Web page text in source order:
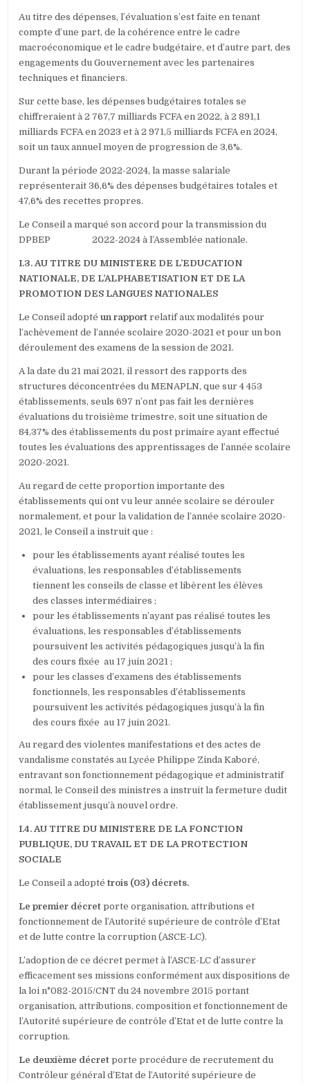
Au titre des dépenses, l’évaluation s’est faite en tenant
compte d’une part, de la cohérence entre le cadre
macroéconomique et le cadre budgétaire, et d’autre part, des
engagements du Gouvernement avec les partenaires
techniques et financiers.
Sur cette base, les dépenses budgétaires totales se
chiffreraient à 2 767,7 milliards FCFA en 2022, à 2 891,1
milliards FCFA en 2023 et à 2 971,5 milliards FCFA en 2024,
soit un taux annuel moyen de progression de 3,6%.
Durant la période 2022-2024, la masse salariale
représenterait 36,6% des dépenses budgétaires totales et
47,6% des recettes propres.
Le Conseil a marqué son accord pour la transmission du
DPBEP 2022-2024 à l’Assemblée nationale.
I.3. AU TITRE DU MINISTERE DE L’EDUCATION
NATIONALE, DE L’ALPHABETISATION ET DE LA
PROMOTION DES LANGUES NATIONALES
Le Conseil adoptéun rapport relatif aux modalités pour
l’achèvement de l’année scolaire 2020-2021 et pour un bon
déroulement des examens de la session de 2021.
A la date du 21 mai 2021, il ressort des rapports des
structures déconcentrées du MENAPLN, que sur 4 453
établissements, seuls 697 n’ont pas fait les dernières
évaluations du troisième trimestre, soit une situation de
84,37% des établissements du post primaire ayant effectué
toutes les évaluations des apprentissages de l’année scolaire
2020-2021.
Au regard de cette proportion importante des
établissements qui ont vu leur année scolaire se dérouler
normalement, et pour la validation de l’année scolaire 2020-
2021, le Conseil a instruit que :
pour les établissements ayant réalisé toutes les
évaluations, les responsables d’établissements
tiennent les conseils de classe et libèrent les élèves
des classes intermédiaires ;
pour les établissements n’ayant pas réalisé toutes les
évaluations, les responsables d’établissements
poursuivent les activités pédagogiques jusqu’à la fin
des cours fixée au 17 juin 2021 ;
pour les classes d’examens des établissements
fonctionnels, les responsables d’établissements
poursuivent les activités pédagogiques jusqu’à la fin
des cours fixée au 17 juin 2021.
Au regard des violentes manifestations et des actes de
vandalisme constatés au Lycée Philippe Zinda Kaboré,
entravant son fonctionnement pédagogique et administratif
normal, le Conseil des ministres a instruit la fermeture dudit
établissement jusqu’à nouvel ordre.
I.4. AU TITRE DU MINISTERE DE LA FONCTION
PUBLIQUE, DU TRAVAIL ET DE LA PROTECTION
SOCIALE
Le Conseil a adopté trois (03) décrets.
Le premier décret porte organisation, attributions et
fonctionnement de l’Autorité supérieure de contrôle d’Etat
et de lutte contre la corruption (ASCE-LC).
L’adoption de ce décret permet à l’ASCE-LC d’assurer
efficacement ses missions conformément aux dispositions de
la loi n°082-2015/CNT du 24 novembre 2015 portant
organisation, attributions, composition et fonctionnement de
l’Autorité supérieure de contrôle d’Etat et de lutte contre la
corruption.
Le deuxième décret porte procédure de recrutement du
Contrôleur général d’Etat de l’Autorité supérieure de